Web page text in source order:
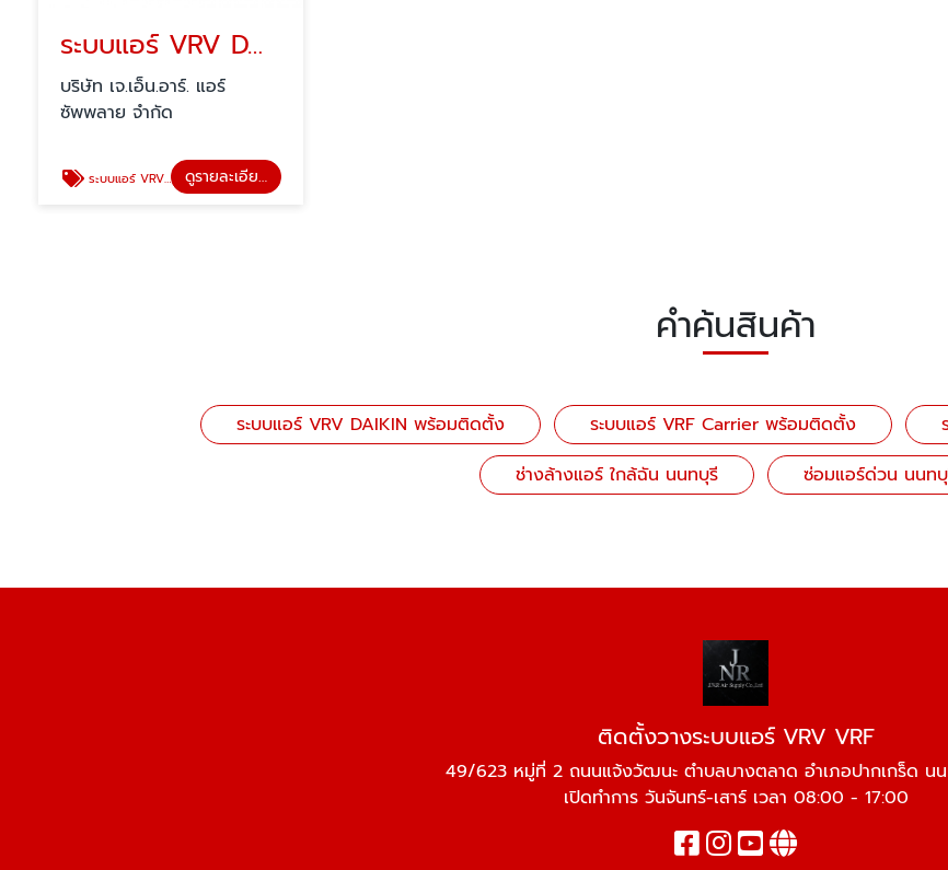
ระบบแอร์ VRV DAIKIN พร้อมติดตั้ง
บริษัท เจ.เอ็น.อาร์. แอร์
ซัพพลาย จำกัด
ระบบแอร์ VRV DAIKIN พร้อมติดตั้ง ดูรายละเอียด
คำค้นสินค้า
ระบบแอร์ VRV DAIKIN พร้อมติดตั้ง ระบบแอร์ VRF Carrier พร้อมติดตั้ง
ช่างล้างแอร์ ใกล้ฉัน นนทบุรี
ซ่อมแอร์ด่วน นนท
ติดตั้งวางระบบแอร์ VRV VRF
49/623 หมู่ที่ 2 ถนนแจ้งวัฒนะ ตำบลบางตลาด อำเภอปากเกร็ด นน
เปิดทำการ วันจันทร์-เสาร์ เวลา 08:00 - 17:00